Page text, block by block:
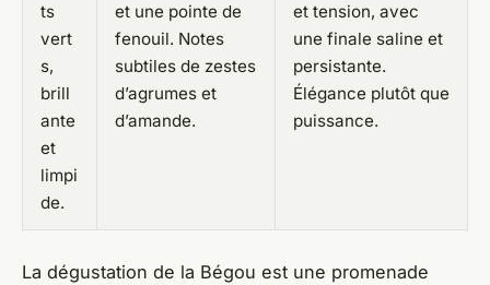
ts
vert
s,
brill
ante
et
limpi
de.
et une pointe de
fenouil. Notes
subtiles de zestes
d’agrumes et
d’amande.
et tension, avec
une finale saline et
persistante.
Élégance plutôt que
puissance.
La dégustation de la Bégou est une promenade